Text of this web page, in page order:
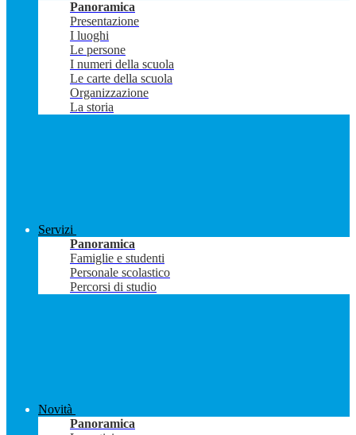
Panoramica
Presentazione
I luoghi
Le persone
I numeri della scuola
Le carte della scuola
Organizzazione
La storia
Servizi
Panoramica
Famiglie e studenti
Personale scolastico
Percorsi di studio
Novità
Panoramica